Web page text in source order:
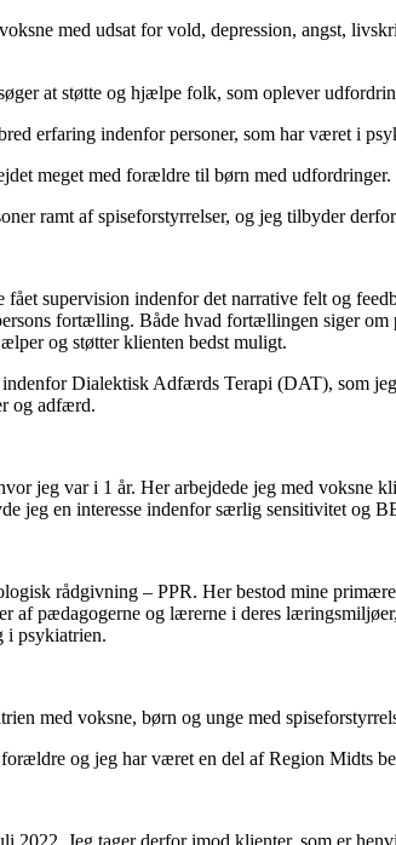
med udsat for vold, depression, angst,
at støtte og hjælpe folk, som oplever
erfaring indenfor personer, som har været i
meget med forældre til børn med
ramt af spiseforstyrrelser, og jeg tilbyder
supervision indenfor det narrative felt og
fortælling. Både hvad fortællingen siger
og støtter klienten bedst muligt.
indenfor Dialektisk Adfærds Terapi (DAT), som
og adfærd.
jeg var i 1 år. Her arbejdede jeg med voksne
jeg en interesse indenfor særlig sensitivitet og
rådgivning – PPR. Her bestod mine
af pædagogerne og lærerne i deres
i psykiatrien.
med voksne, børn og unge med
og jeg har været en del af Region Midts
2022. Jeg tager derfor imod klienter, som er